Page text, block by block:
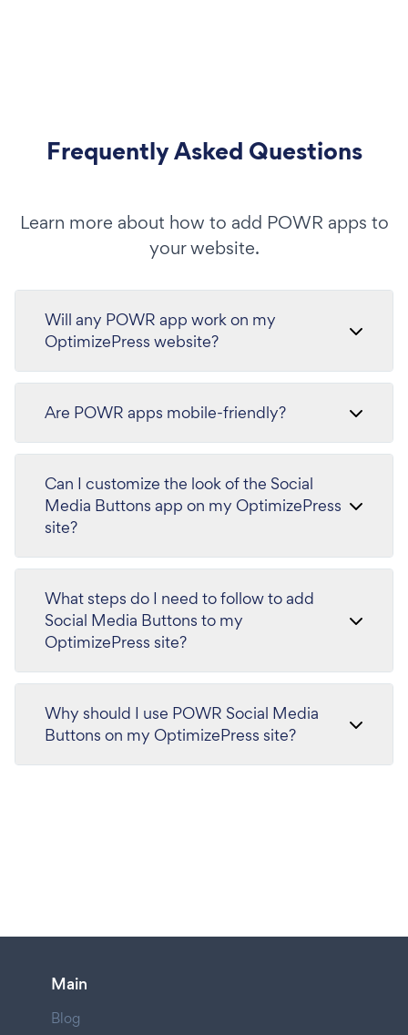
Frequently Asked Questions
Learn more about how to add POWR apps to
your website.
Will any POWR app work on my
OptimizePress website?
Are POWR apps mobile-friendly?
Can I customize the look of the Social
Media Buttons app on my OptimizePress
site?
What steps do I need to follow to add
Social Media Buttons to my
OptimizePress site?
Why should I use POWR Social Media
Buttons on my OptimizePress site?
Main
Blog